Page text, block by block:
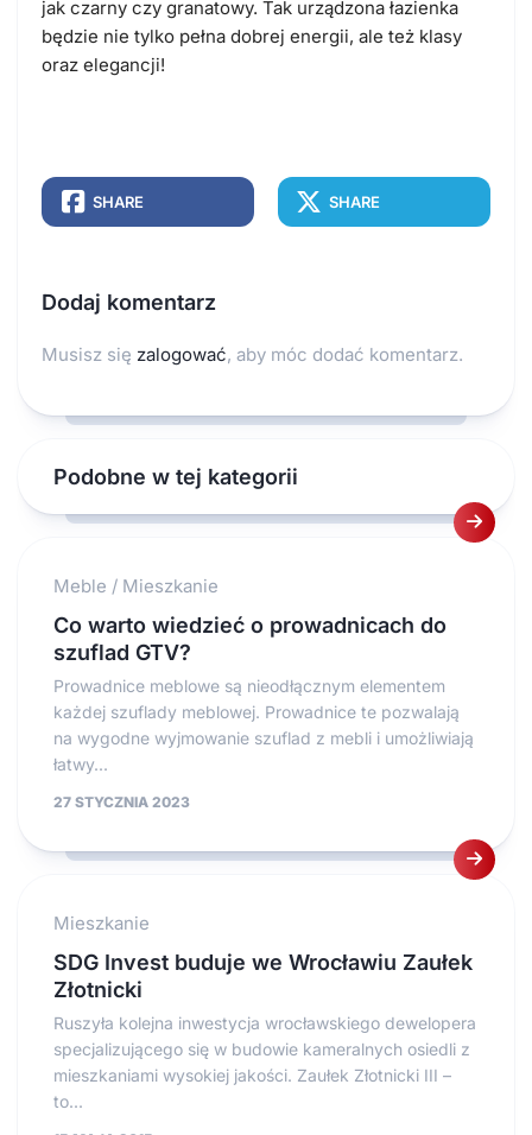
jak czarny czy granatowy. Tak urządzona łazienka
będzie nie tylko pełna dobrej energii, ale też klasy
oraz elegancji!
SHARE SHARE
Dodaj komentarz
Musisz się zalogować, aby móc dodać komentarz.
Podobne w tej kategorii
Meble / Mieszkanie
Co warto wiedzieć o prowadnicach do
szuflad GTV?
Prowadnice meblowe są nieodłącznym elementem
każdej szuflady meblowej. Prowadnice te pozwalają
na wygodne wyjmowanie szuflad z mebli i umożliwiają
łatwy...
27 STYCZNIA 2023
Mieszkanie
SDG Invest buduje we Wrocławiu Zaułek
Złotnicki
Ruszyła kolejna inwestycja wrocławskiego dewelopera
specjalizującego się w budowie kameralnych osiedli z
mieszkaniami wysokiej jakości. Zaułek Złotnicki III –
to...